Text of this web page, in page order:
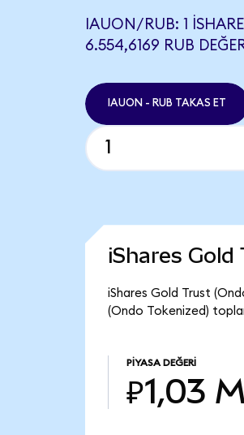
IAUON/RUB: 1
6.554,6169 RUB
IAUON - RUB TAKAS ET
iShares
iShares Gold Trust
(Ondo Tokenized)
PIYASA DEĞERI
₽1,03